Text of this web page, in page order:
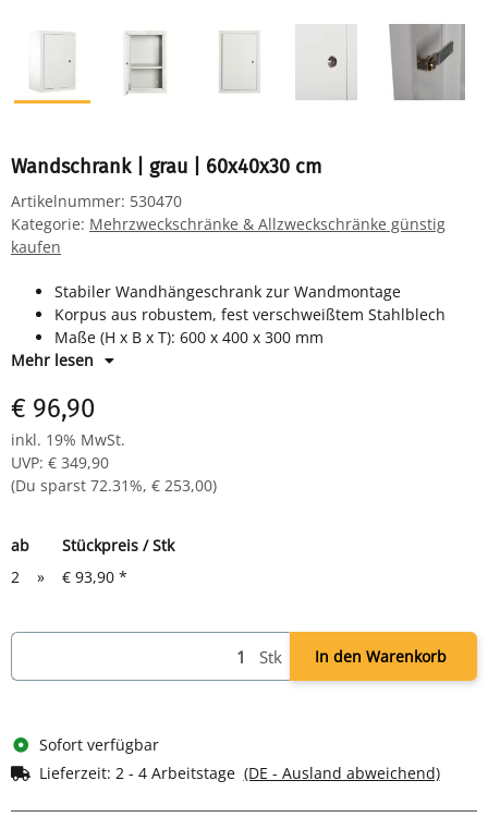
Wandschrank | grau | 60x40x30 cm
Artikelnummer: 530470
Kategorie: Mehrzweckschränke & Allzweckschränke günstig
kaufen
Stabiler Wandhängeschrank zur Wandmontage
Korpus aus robustem, fest verschweißtem Stahlblech
Maße (H x B x T): 600 x 400 x 300 mm
Farbe: Korpus und Tür in Lichtgrau
Mehr lesen
€ 96,90
inkl. 19% MwSt.
UVP: € 349,90
(Du sparst 72.31%, € 253,00)
ab
Stückpreis / Stk
2
» € 93,90 *
Stk In den Warenkorb
Sofort verfügbar
Lieferzeit: 2 - 4 Arbeitstage (DE - Ausland abweichend)